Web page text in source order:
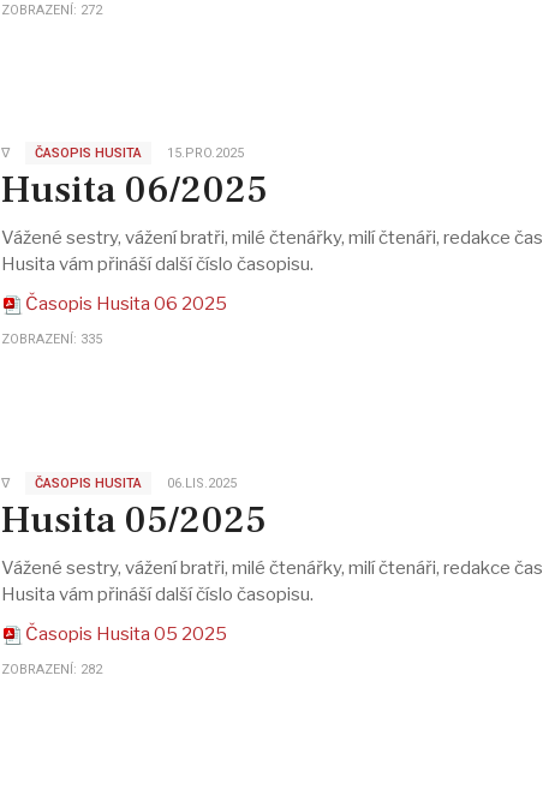
ZOBRAZENÍ: 272
∇ ČASOPIS HUSITA 15.PRO.2025
Husita 06/2025
Vážené sestry, vážení bratři, milé čtenářky, milí čtenáři, redakce
Husita vám přináší další číslo časopisu.
Časopis Husita 06 2025
ZOBRAZENÍ: 335
∇ ČASOPIS HUSITA 06.LIS.2025
Husita 05/2025
Vážené sestry, vážení bratři, milé čtenářky, milí čtenáři, redakce
Husita vám přináší další číslo časopisu.
Časopis Husita 05 2025
ZOBRAZENÍ: 282